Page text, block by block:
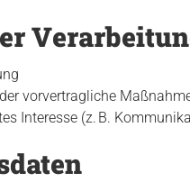
vorvertragliche
Interesse (z. B.